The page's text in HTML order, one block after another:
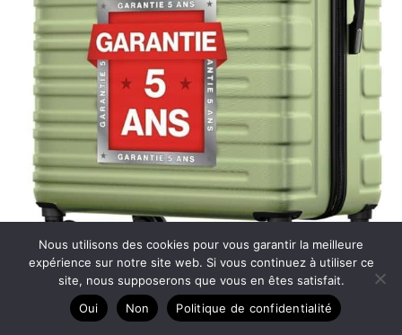
Test de la valise Travely XL : robustesse et sécurité
Nous utilisons des cookies pour vous garantir la meilleure
expérience sur notre site web. Si vous continuez à utiliser ce
site, nous supposerons que vous en êtes satisfait.
Oui
Non Politique de confidentialité